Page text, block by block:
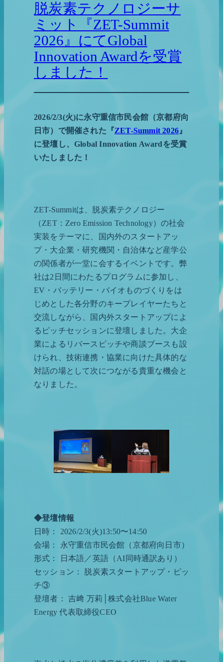
脱炭素テクノロジーサ
ミット『ZET-Summit
2026』にてGlobal
Innovation Awardを受賞
しました！
2026/2/3(火)に永守重信市民会館（京都府向
日市）で開催された『ZET-Summit 2026』
に登壇し、Global Innovation Awardを受賞
いたしました！
ZET-Summitは、脱炭素テクノロジー
（ZET：Zero Emission Technology）の社会
実装をテーマに、国内外のスタートアッ
プ・大企業・研究機関・自治体など産学公
の関係者が一堂に会するイベントです。弊
社は2日間にわたるプログラムに参加し、
EV・バッテリー・バイオものづくりをは
じめとした各分野のキープレイヤーたちと
交流しながら、国内外スタートアップによ
るピッチセッションに登壇しました。大企
業によるリバースピッチや商談ブースも設
けられ、技術連携・協業に向けた具体的な
対話の場として次につながる貴重な機会と
なりました。
◆登壇情報
日時： 2026/2/3(火)13:50〜14:50
会場： 永守重信市民会館（京都府向日市）
形式： 日本語／英語（AI同時通訳あり）
セッション： 脱炭素スタートアップ・ピッ
チ③
登壇者： 吉﨑 万莉│株式会社Blue Water
Energy 代表取締役CEO